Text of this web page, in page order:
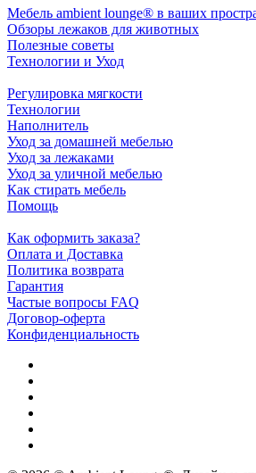
Мебель ambient lounge® в ваших
Обзоры лежаков для животных
Полезные советы
Технологии и Уход
Регулировка мягкости
Технологии
Наполнитель
Уход за домашней мебелью
Уход за лежаками
Уход за уличной мебелью
Как стирать мебель
Помощь
Как оформить заказа?
Оплата и Доставка
Политика возврата
Гарантия
Частые вопросы FAQ
Договор-оферта
Конфиденциальность